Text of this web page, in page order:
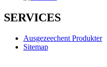
SERVICES
Ausgezeechent Produkter
Sitemap